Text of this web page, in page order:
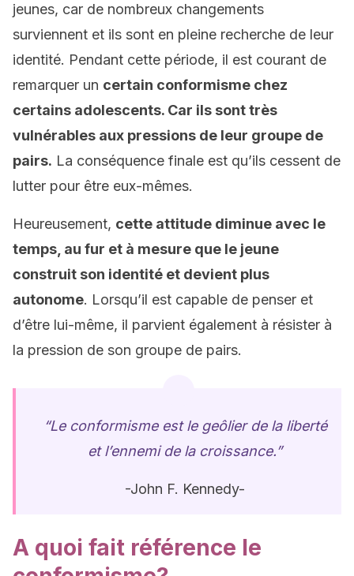
jeunes, car de nombreux changements
surviennent et ils sont en pleine recherche de leur
identité. Pendant cette période, il est courant de
remarquer un certain conformisme chez
certains adolescents. Car ils sont très
vulnérables aux pressions de leur groupe de
pairs. La conséquence finale est qu’ils cessent de
lutter pour être eux-mêmes.
Heureusement, cette attitude diminue avec le
temps, au fur et à mesure que le jeune
construit son identité et devient plus
autonome. Lorsqu’il est capable de penser et
d’être lui-même, il parvient également à résister à
la pression de son groupe de pairs.
“Le conformisme est le geôlier de la liberté
et l’ennemi de la croissance.”
-John F. Kennedy-
A quoi fait référence le